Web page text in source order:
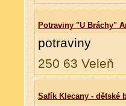
Potraviny "U Bráchy"
potraviny
250 63 Veleň
Safík Klecany - dětské